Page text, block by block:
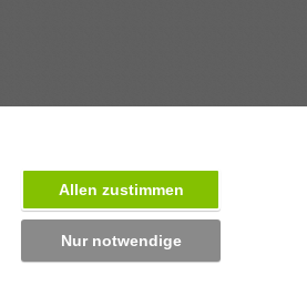
Allen zustimmen
Nur notwendige